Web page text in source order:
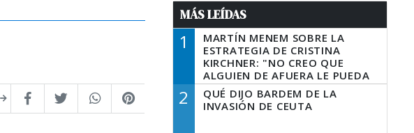
MÁS LEÍDAS
1
MARTÍN MENEM SOBRE LA
ESTRATEGIA DE CRISTINA
KIRCHNER: "NO CREO QUE
ALGUIEN DE AFUERA LE PUEDA
DECIR A LA JUSTICIA LO QUE
TIENE QUE HACER"
2
QUÉ DIJO BARDEM DE LA
INVASIÓN DE CEUTA